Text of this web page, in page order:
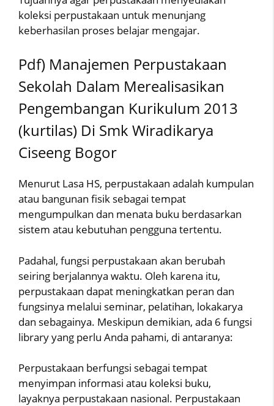
koleksi perpustakaan untuk menunjang
keberhasilan proses belajar mengajar.
Pdf) Manajemen Perpustakaan
Sekolah Dalam Merealisasikan
Pengembangan Kurikulum 2013
(kurtilas) Di Smk Wiradikarya
Ciseeng Bogor
Menurut Lasa HS, perpustakaan adalah kumpulan
atau bangunan fisik sebagai tempat
mengumpulkan dan menata buku berdasarkan
sistem atau kebutuhan pengguna tertentu.
Padahal, fungsi perpustakaan akan berubah
seiring berjalannya waktu. Oleh karena itu,
perpustakaan dapat meningkatkan peran dan
fungsinya melalui seminar, pelatihan, lokakarya
dan sebagainya. Meskipun demikian, ada 6 fungsi
library yang perlu Anda pahami, di antaranya:
Perpustakaan berfungsi sebagai tempat
menyimpan informasi atau koleksi buku,
layaknya perpustakaan nasional. Perpustakaan